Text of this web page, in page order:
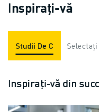
Inspirați-vă
Studii De Caz
Inspirați-vă din